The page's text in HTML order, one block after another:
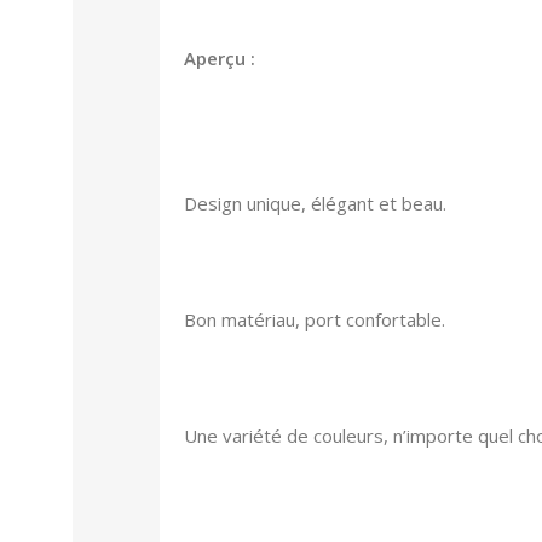
Aperçu :
Design unique, élégant et beau.
Bon matériau, port confortable.
Une variété de couleurs, n’importe quel